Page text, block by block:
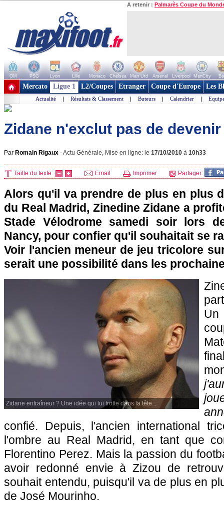
A retenir : Palmarès Coupe du
OM PSG Lyon Lille Monaco Chelsea Man Utd Arsenal Liverpool ManCity
+ de clubs
Mercato Ligue 1 L2/Coupes Etranger Coupe d'Europe Les
Actualité | Résultats & Classement | Buteurs | Calendrier |
Zidane n'exclut pas de
Par Romain Rigaux -Actu Générale, Mise en ligne: le 17/10/2010 à 10h33
Taille du texte: Email Imprimer Partager:
Alors qu'il va prendre de plus en plus
du Real Madrid, Zinedine Zidane a
Stade Vélodrome samedi soir lors
Nancy, pour confier qu'il souhaitait se
Voir l'ancien meneur de jeu tricolore
serait une possibilité dans les
Zidane entraîneur ? Une idée qui lui trotte dans la tête...
confié. Depuis, l'ancien international
l'ombre au Real Madrid, en tant que
Florentino Perez. Mais la passion du
avoir redonné envie à Zizou de
souhait entendu, puisqu'il va de plus en
de José Mourinho.